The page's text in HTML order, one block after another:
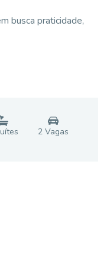
busca praticidade,
s 2Vagas